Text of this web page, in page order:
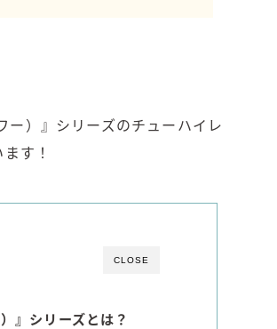
せ
ー）』シリーズのチューハイレ
す！
CLOSE
』シリーズとは？